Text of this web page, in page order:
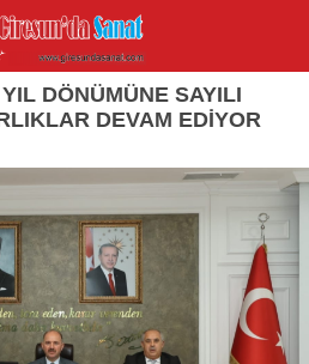
DÖNÜMÜNE SAYILI
DEVAM EDIYOR